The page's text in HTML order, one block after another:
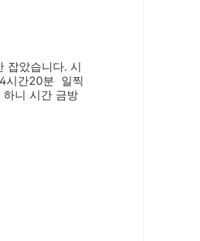
잡았습니다. 시
시간20분 일찍
니 시간 금방